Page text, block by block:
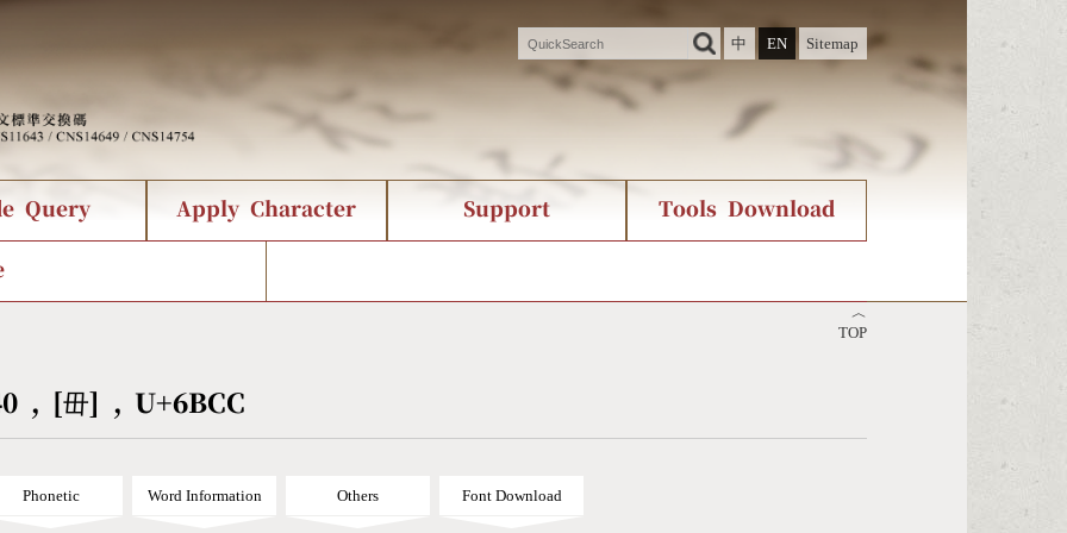
中
EN Sitemap
Query
Query
Symbol Index
Apply Character Support
Creation
Tools Download
Download
︿
TOP
, [毌] , U+6BCC
Phonetic Word Information Others Font Download